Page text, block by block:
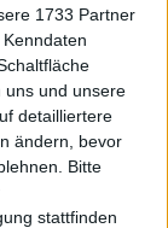
1733 Partner
uns und unsere
detailliertere
ändern, bevor
Bitte
stattfinden
Schon früh
verglichen,